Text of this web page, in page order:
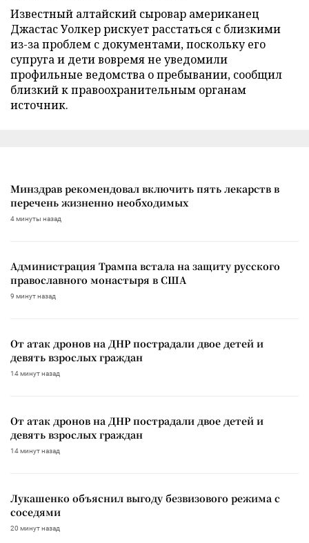
Известный алтайский сыровар американец
Джастас Уолкер рискует расстаться с близкими
из-за проблем с документами, поскольку его
супруга и дети вовремя не уведомили
профильные ведомства о пребывании, сообщил
близкий к правоохранительным органам
источник.
Минздрав рекомендовал включить пять лекарств в
перечень жизненно необходимых
4 минуты назад
Администрация Трампа встала на защиту русского
православного монастыря в США
9 минут назад
От атак дронов на ДНР пострадали двое детей и
девять взрослых граждан
14 минут назад
От атак дронов на ДНР пострадали двое детей и
девять взрослых граждан
14 минут назад
Лукашенко объяснил выгоду безвизового режима с
соседями
20 минут назад